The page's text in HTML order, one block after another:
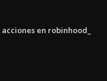
en robinhood_